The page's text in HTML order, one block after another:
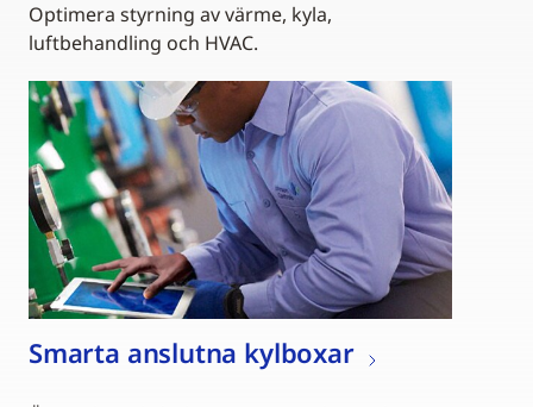
Optimera styrning av värme, kyla,
luftbehandling och HVAC.
Smarta anslutna kylboxar